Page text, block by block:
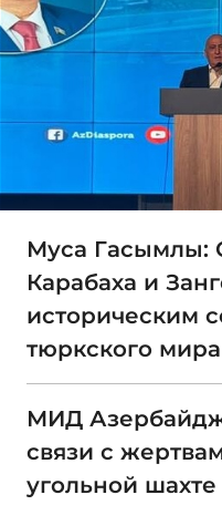
Муса Гасымлы:
Карабаха и
историческим
тюркского мира
МИД
связи с
угольной